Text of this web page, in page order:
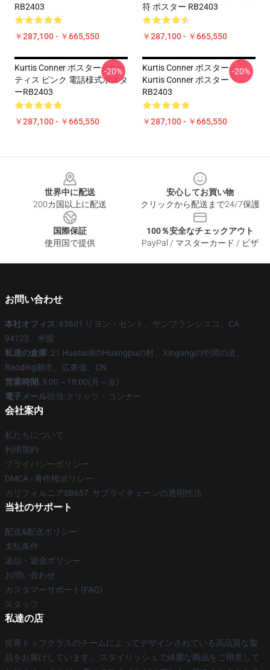
RB2403
￥287,100 - ￥665,550
符 ポスター RB2403
￥287,100 - ￥665,550
Kurtis Conner ポスター - カー
ティス ピンク 電話様式ポスタ
ーRB2403
￥287,100 - ￥665,550
-20%
Kurtis Conner ポスター -
Kurtis Conner ポスター
RB2403
￥287,100 - ￥665,550
-20%
世界中に配送
200カ国以上に配送
安心してお買い物
クリックから配送まで24/7保護
国際保証
使用国で提供
100％安全なチェックアウト
PayPal / マスターカード / ビザ
お問い合わせ
本社オフィス: 63601 リヨン・セント、サンフランシスコ、CA
94123、米国
私達の倉庫: 21 HuatuoliのHuangpuの村、Xingangの中間の道、
Baoding都市、広東省、CN
営業時間: 9:00～18:00(月～金)
電子メール担当:クリッツ・コンナー
会社案内
私たちについて
利用規約
プライバシーポリシー
DMCA - 著作権ポリシー
カリフォルニアSB657: サプライチェーンの透明性法
当社のサポート
配送&配送ポリシー
支払条件
返品・返金ポリシー
お問い合わせ
カスタマーサポート(FAQ)
スタッフ
私達の店
世界トップクラスのチームによってデザインされている高品質な製
品をお届けしています。 スタイリッシュで綺麗な商品をご用意して